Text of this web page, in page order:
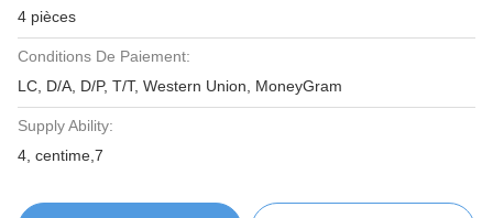
4 pièces
Conditions De Paiement:
LC, D/A, D/P, T/T, Western Union, MoneyGram
Supply Ability:
4, centime,7